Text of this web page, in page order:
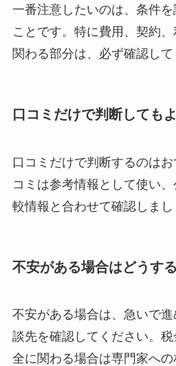
一番注意したいのは、条件
ことです。特に費用、契約
関わる部分は、必ず確認して
口コミだけで判断しても
口コミだけで判断するのは
コミは参考情報として使い
較情報と合わせて確認しまし
不安がある場合はどうす
不安がある場合は、急いで
談先を確認してください。
全に関わる場合は専門家への